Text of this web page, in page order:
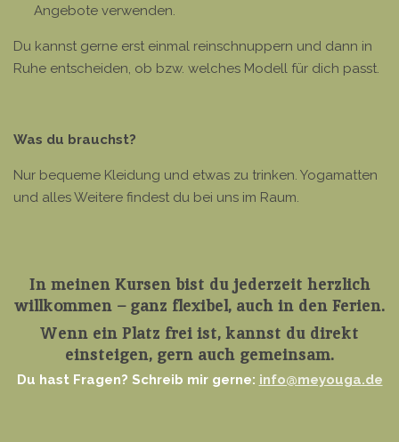
Angebote verwenden.
Du kannst gerne erst einmal reinschnuppern und dann in
Ruhe entscheiden, ob bzw. welches Modell für dich passt.
Was du brauchst?
Nur bequeme Kleidung und etwas zu trinken. Yogamatten
und alles Weitere findest du bei uns im Raum.
In meinen Kursen bist du jederzeit herzlich
willkommen – ganz flexibel, auch in den Ferien.
Wenn ein Platz frei ist, kannst du direkt
einsteigen, gern auch gemeinsam.
Du hast Fragen? Schreib mir gerne: info@meyouga.de